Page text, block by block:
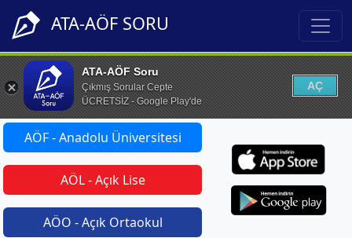
ATA-AÖF SORU
ATA-AÖF Soru
Çıkmış Sorular Cepte
ÜCRETSİZ - Google Play'de
AÇ
AÖF - Anadolu Üniversitesi
AÖL - Açık Lise
AÖO - Açık Ortaokul